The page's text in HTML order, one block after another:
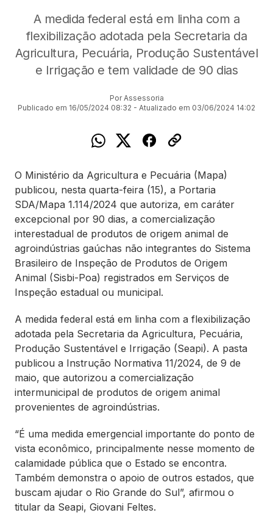
A medida federal está em linha com a
flexibilização adotada pela Secretaria da
Agricultura, Pecuária, Produção Sustentável
e Irrigação e tem validade de 90 dias
Por Assessoria
Publicado em 16/05/2024 08:32 - Atualizado em 03/06/2024 14:02
O Ministério da Agricultura e Pecuária (Mapa)
publicou, nesta quarta-feira (15), a Portaria
SDA/Mapa 1.114/2024 que autoriza, em caráter
excepcional por 90 dias, a comercialização
interestadual de produtos de origem animal de
agroindústrias gaúchas não integrantes do Sistema
Brasileiro de Inspeção de Produtos de Origem
Animal (Sisbi-Poa) registrados em Serviços de
Inspeção estadual ou municipal.
A medida federal está em linha com a flexibilização
adotada pela Secretaria da Agricultura, Pecuária,
Produção Sustentável e Irrigação (Seapi). A pasta
publicou a Instrução Normativa 11/2024, de 9 de
maio, que autorizou a comercialização
intermunicipal de produtos de origem animal
provenientes de agroindústrias.
“É uma medida emergencial importante do ponto de
vista econômico, principalmente nesse momento de
calamidade pública que o Estado se encontra.
Também demonstra o apoio de outros estados, que
buscam ajudar o Rio Grande do Sul”, afirmou o
titular da Seapi, Giovani Feltes.